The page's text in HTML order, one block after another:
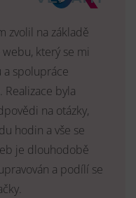
zvolil na základě
který se mi
spolupráce
byla
na otázky,
hodin a vše se
je dlouhodobě
a podílí se